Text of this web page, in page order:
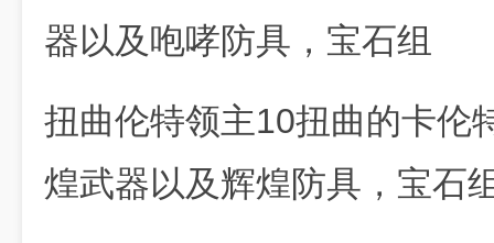
器以及咆哮防具，宝石组
扭曲伦特领主10扭曲的卡伦
煌武器以及辉煌防具，宝石